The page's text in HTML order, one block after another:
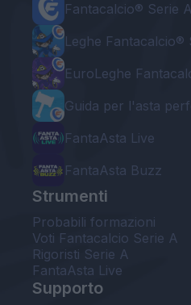
Fantacalcio® Serie
Leghe Fantacalcio®
EuroLeghe
Guida per l'asta
FantaAsta Live
FantaAsta Buzz
Strumenti
Probabili formazioni
Voti Fantacalcio Serie A
Rigoristi Serie A
FantaAsta Live
Supporto